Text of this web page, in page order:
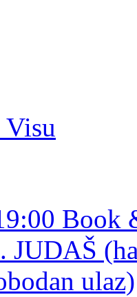
Book
JUDAŠ
ulaz)